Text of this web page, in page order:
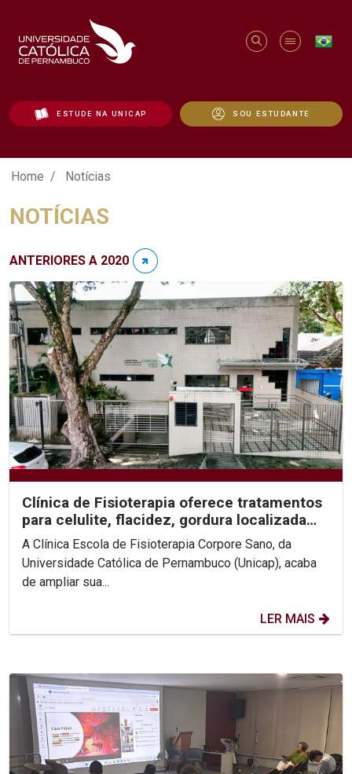
ESTUDE NA UNICAP SOU ESTUDANTE
Notícias - Unicap
Home Notícias
NOTÍCIAS
ANTERIORES A 2020
Clínica de Fisioterapia oferece tratamentos
para celulite, flacidez, gordura localizada
e...
A Clínica Escola de Fisioterapia Corpore Sano, da
Universidade Católica de Pernambuco (Unicap), acaba
de ampliar sua...
LER MAIS